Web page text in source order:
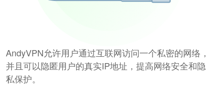
AndyVPN允许用户通过互联网访问一个私密的网络，
并且可以隐匿用户的真实IP地址，提高网络安全和隐
私保护。